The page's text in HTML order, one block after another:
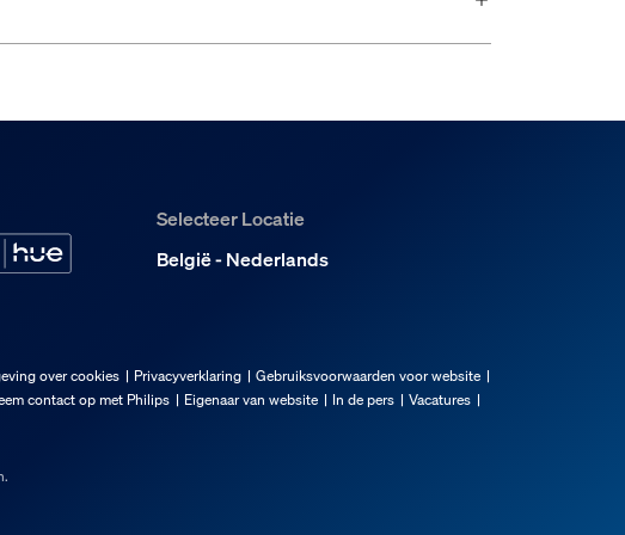
Selecteer Locatie
België - Nederlands
over cookies Privacyverklaring
Gebruiksvoorwaarden voor website
contact op met Philips Eigenaar van website In de pers
Vacatures